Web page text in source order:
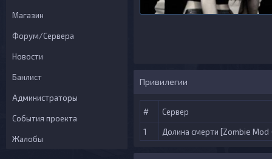
Магазин
Форум/Сервера
Новости
Банлист
Администраторы
События проекта
Жалобы
Привилегии
# Сервер
1 Долина смерти [Zombie Mod